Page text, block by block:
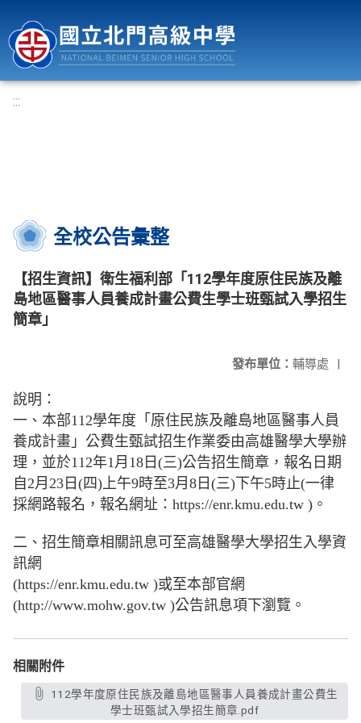
:::
全校公告彙整
【招生資訊】衛生福利部「112學年度原住民族及離
島地區醫事人員養成計畫公費生學士班甄試入學招生
簡章」
發布單位： 輔導處 |
說明：
一、本部112學年度「原住民族及離島地區醫事人員
養成計畫」公費生甄試招生作業委由高雄醫學大學辦
理，並於112年1月18日(三)公告招生簡章，報名日期
自2月23日(四)上午9時至3月8日(三)下午5時止(一律
採網路報名，報名網址：https://enr.kmu.edu.tw )。
二、招生簡章相關訊息可至高雄醫學大學招生入學資
訊網
(https://enr.kmu.edu.tw )或至本部官網
(http://www.mohw.gov.tw )公告訊息項下瀏覽。
相關附件
學士班甄試入學招生簡章.pdf